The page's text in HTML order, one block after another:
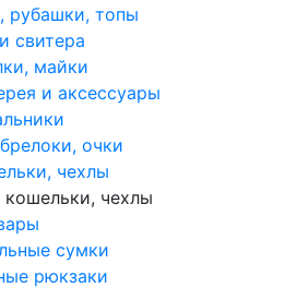
рубашки, топы
свитера
майки
и аксессуары
очки
чехлы
чехлы
сумки
рюкзаки